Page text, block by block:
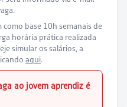
base 10h semanais de
horária prática realizada
simular os salários, a
aqui.
ao jovem aprendiz é